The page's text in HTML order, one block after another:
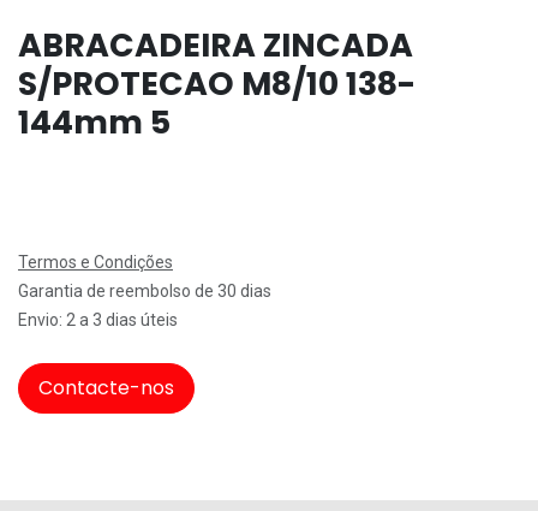
ABRACADEIRA ZINCADA
S/PROTECAO M8/10 138-
144mm 5
Termos e Condições
Garantia de reembolso de 30 dias
Envio: 2 a 3 dias úteis
Contacte-nos